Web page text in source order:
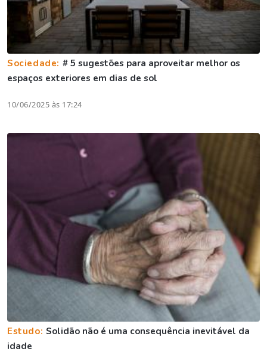
Sociedade: # 5 sugestões para aproveitar melhor os
espaços exteriores em dias de sol
10/06/2025 às 17:24
Estudo: Solidão não é uma consequência inevitável da
idade